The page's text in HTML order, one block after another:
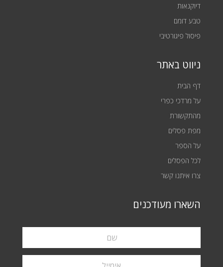
דיוקנאות
טבע דומם
פיסול פיגורטיבי
ניווט באתר
דף הבית
על מרדכי כפרי
מהתקשורת
מפת פסלים
על הספר
לכל הפסלים
צרו איתנו קשר
השארו מעודכנים